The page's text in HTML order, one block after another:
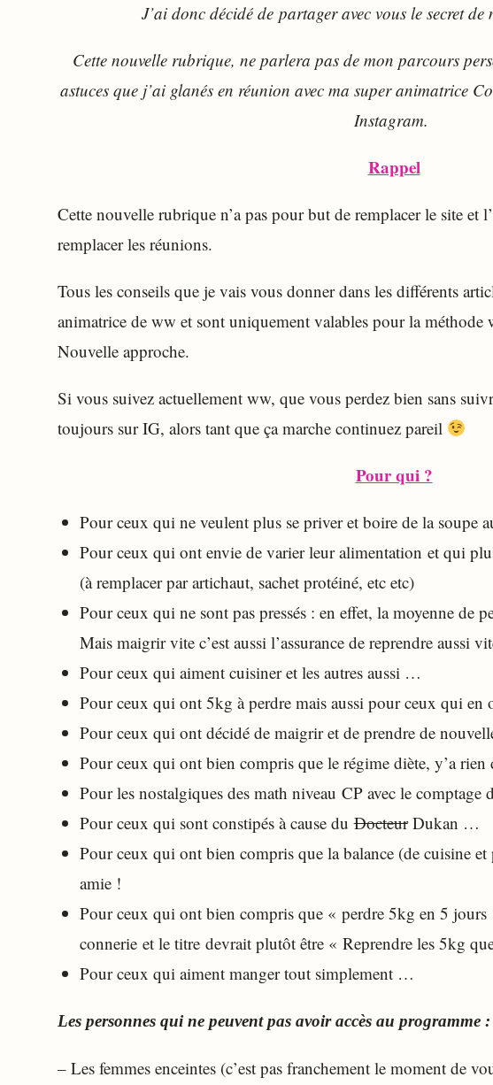
J’ai donc décidé de partager avec vous le secret
Cette nouvelle rubrique, ne parlera pas de mon parcours
astuces que j’ai glanés en réunion avec ma super animatrice
Instagram.
Rappel
Cette nouvelle rubrique n’a pas pour but de remplacer le site et
remplacer les réunions.
Tous les conseils que je vais vous donner dans les différents
animatrice de ww et sont uniquement valables pour la
Nouvelle approche.
Si vous suivez actuellement ww, que vous perdez bien sans
toujours sur IG, alors tant que ça marche continuez pareil
Pour qui ?
Pour ceux qui ne veulent plus se priver et boire de la soupe
Pour ceux qui ont envie de varier leur alimentation et qui
(à remplacer par artichaut, sachet protéiné, etc etc)
Pour ceux qui ne sont pas pressés : en effet, la moyenne de
Mais maigrir vite c’est aussi l’assurance de reprendre aussi
Pour ceux qui aiment cuisiner et les autres aussi …
Pour ceux qui ont 5kg à perdre mais aussi pour ceux qui en
Pour ceux qui ont décidé de maigrir et de prendre de
Pour ceux qui ont bien compris que le régime diète, y’a
Pour les nostalgiques des math niveau CP avec le comptage
Pour ceux qui sont constipés à cause duDocteurDukan …
Pour ceux qui ont bien compris que la balance (de cuisine et
amie !
Pour ceux qui ont bien compris que « perdre 5kg en 5 jours
connerie et le titre devrait plutôt être « Reprendre les 5kg
Pour ceux qui aiment manger tout simplement …
Les personnes qui ne peuvent pas avoir accès au programme :
– Les femmes enceintes (c’est pas franchement le moment de